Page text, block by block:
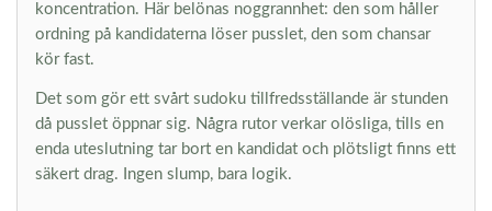
koncentration. Här belönas noggrannhet: den som håller
ordning på kandidaterna löser pusslet, den som chansar
kör fast.
Det som gör ett svårt sudoku tillfredsställande är stunden
då pusslet öppnar sig. Några rutor verkar olösliga, tills en
enda uteslutning tar bort en kandidat och plötsligt finns ett
säkert drag. Ingen slump, bara logik.